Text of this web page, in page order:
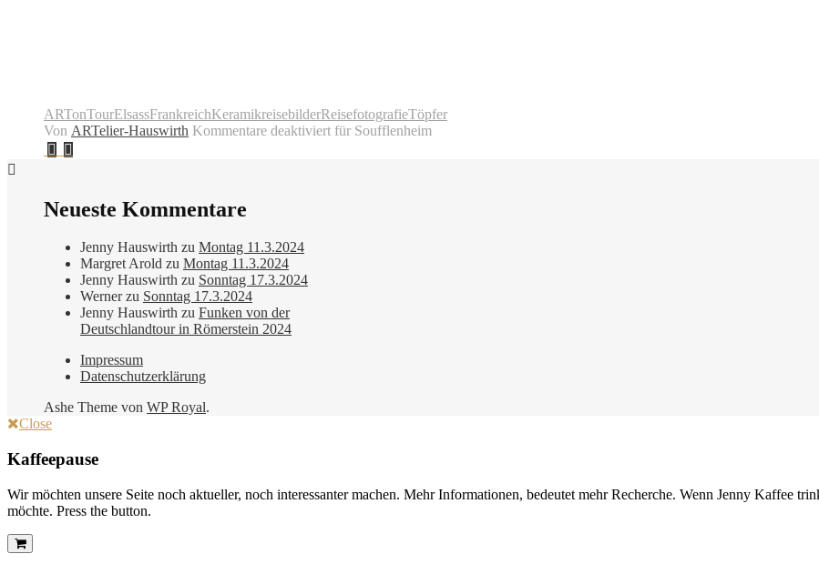
ARTonTourElsassFrankreichKeramikreisebilderReisefotografieTöpfer
Von ARTelier-Hauswirth Kommentare deaktiviert für Soufflenheim
Neueste Kommentare
Jenny Hauswirth zu Montag 11.3.2024
Margret Arold zu Montag 11.3.2024
Jenny Hauswirth zu Sonntag 17.3.2024
Wernerzu Sonntag 17.3.2024
Jenny Hauswirth zu Funken von der
Deutschlandtour in Römerstein 2024
Impressum
Datenschutzerklärung
Ashe Theme von WP Royal.
Close
Kaffeepause
Wir möchten unsere Seite noch aktueller, noch interessanter machen. Mehr Informationen, bedeutet mehr Recherche. Wenn Jenny Kaffee
möchte. Press the button.